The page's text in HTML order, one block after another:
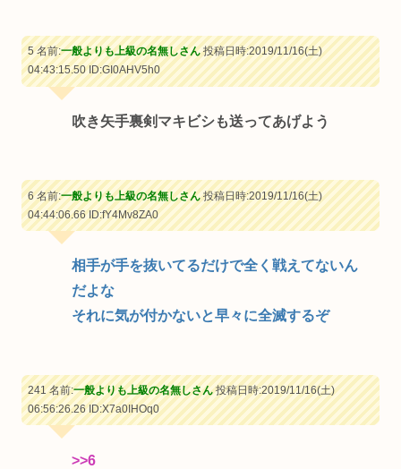
5 名前:一般よりも上級の名無しさん投稿日時:2019/11/16(土)
04:43:15.50ID:GI0AHV5h0
吹き矢手裏剣マキビシも送ってあげよう
6 名前:一般よりも上級の名無しさん投稿日時:2019/11/16(土)
04:44:06.66ID:fY4Mv8ZA0
相手が手を抜いてるだけで全く戦えてないん
だよな
それに気が付かないと早々に全滅するぞ
241 名前:一般よりも上級の名無しさん投稿日時:2019/11/16(土)
06:56:26.26ID:X7a0IHOq0
>>6